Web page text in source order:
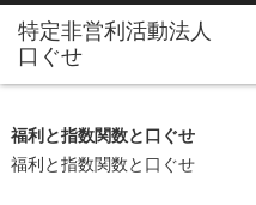
福利と指数関数と口ぐせ
福利と指数関数と口ぐせ